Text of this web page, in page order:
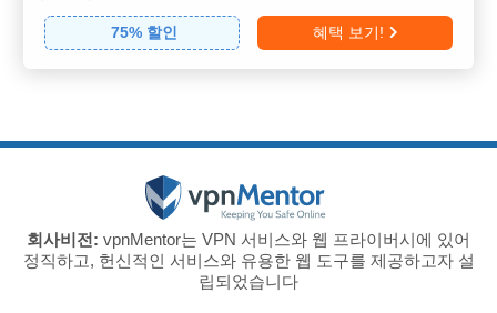
75% 할인 혜택 보기!
회사비전: vpnMentor는 VPN 서비스와 웹 프라이버시에 있어
정직하고, 헌신적인 서비스와 유용한 웹 도구를 제공하고자 설
립되었습니다